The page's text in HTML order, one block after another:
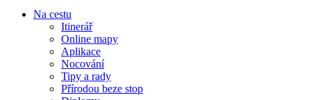
Na cestu
Itinerář
Online mapy
Aplikace
Nocování
Tipy a rady
Přírodou beze stop